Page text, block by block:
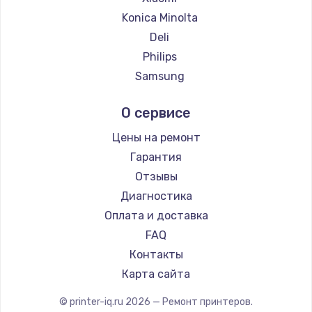
Замена температурного датчика
2500 руб.
Заказать
Замена электроконфорки
Техобслуживание
900 руб.
Заказать
Установка / подключение / демонтаж
1300 руб.
Заказать
Konica Minolta
Deli
Philips
Samsung
Lexmark
Sharp
TSC
Fujitsu
Godex
О сервисе
Цены на ремонт
Гарантия
Отзывы
Диагностика
Оплата и доставка
FAQ
Контакты
Карта сайта
© printer-iq.ru 2026 — Ремонт принтеров.